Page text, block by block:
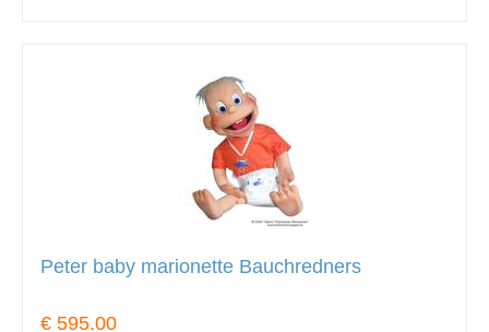
Peter baby marionette Bauchredners
€ 595.00